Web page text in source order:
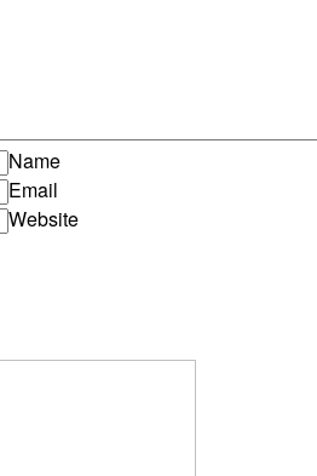
Name
Email
Website